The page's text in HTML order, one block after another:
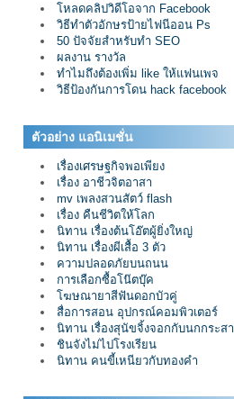
โหลดคลิปวิดีโอจาก Facebook
วิธีทำตัวอักษรป้ายไฟนีออน Ps
50 ปัจจัยสำหรับทำ SEO
ผลงาน รางวัล
ทำไมถึงต้องเพิ่ม like ให้แฟนเพจ
วิธีป้องกันการโดน hack facebook
ตัวอย่าง แอนิเมชั่น
เรื่องเศรษฐกิจพอเพียง
เรื่อง อาชีวจิตอาสา
mv เพลงสวนสัตว์ flash
เรื่อง คืนชีวิตให้โลก
นิทาน เรื่องต้นโอ๊ตผู้ยิ่งใหญ่
นิทาน เรื่องผีเสื้อ 3 ตัว
ความปลอดภัยบนถนน
การเลือกซื้อโน๊ตบุ๊ค
โฆษณายาสีฟันดอกบัวคู่
สื่อการสอน อุปกรณ์คอมพิวเตอร์
นิทาน เรื่องสุนัขจิ้งจอกกับนกกระสา
ชินจังไม่ไปโรงเรียน
นิทาน คนขี้เหนียวกับทองคำ